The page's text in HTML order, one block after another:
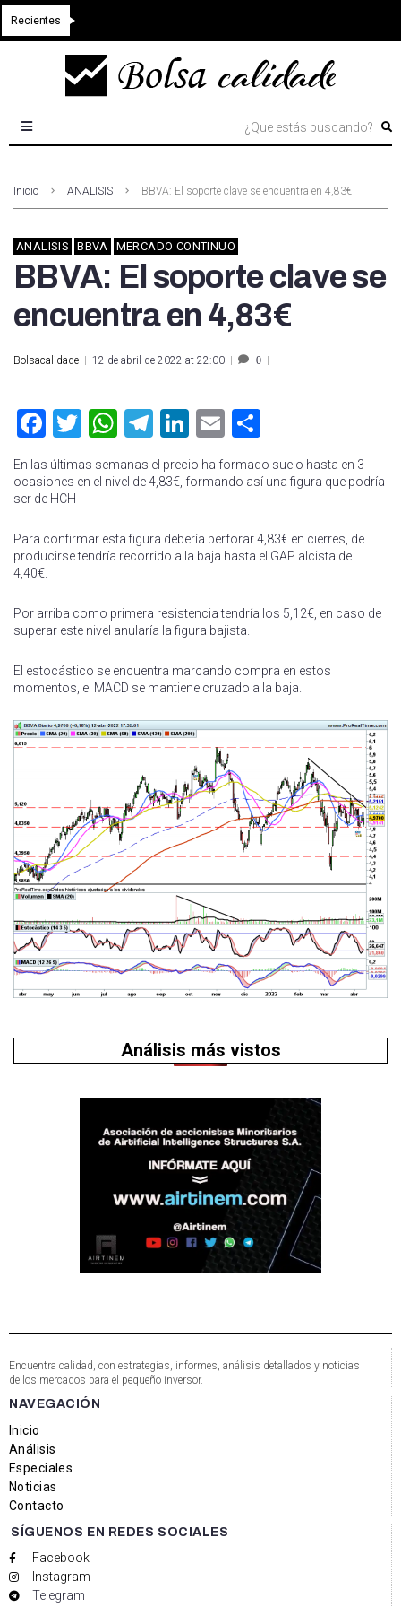
Recientes
Inicio ANALISIS BBVA: El soporte clave se encuentra en 4,83€
ANALISIS BBVA MERCADO CONTINUO
BBVA: El soporte clave se
encuentra en 4,83€
Bolsacalidade 12 de abril de 2022 at 22:00 0
Facebook
Twitter
WhatsApp
Telegram
LinkedIn
Email
En las últimas semanas el precio ha formado suelo hasta en 3
ocasiones en el nivel de 4,83€, formando así una figura que podría
ser de HCH
Para confirmar esta figura debería perforar 4,83€ en cierres, de
producirse tendría recorrido a la baja hasta el GAP alcista de
4,40€.
Por arriba como primera resistencia tendría los 5,12€, en caso de
superar este nivel anularía la figura bajista.
El estocástico se encuentra marcando compra en estos
momentos, el MACD se mantiene cruzado a la baja.
Análisis más vistos
Encuentra calidad, con estrategias, informes, análisis detallados y noticias
de los mercados para el pequeño inversor.
NAVEGACIÓN
Inicio
Análisis
Especiales
Noticias
Contacto
SÍGUENOS EN REDES SOCIALES
Facebook
Instagram
Telegram